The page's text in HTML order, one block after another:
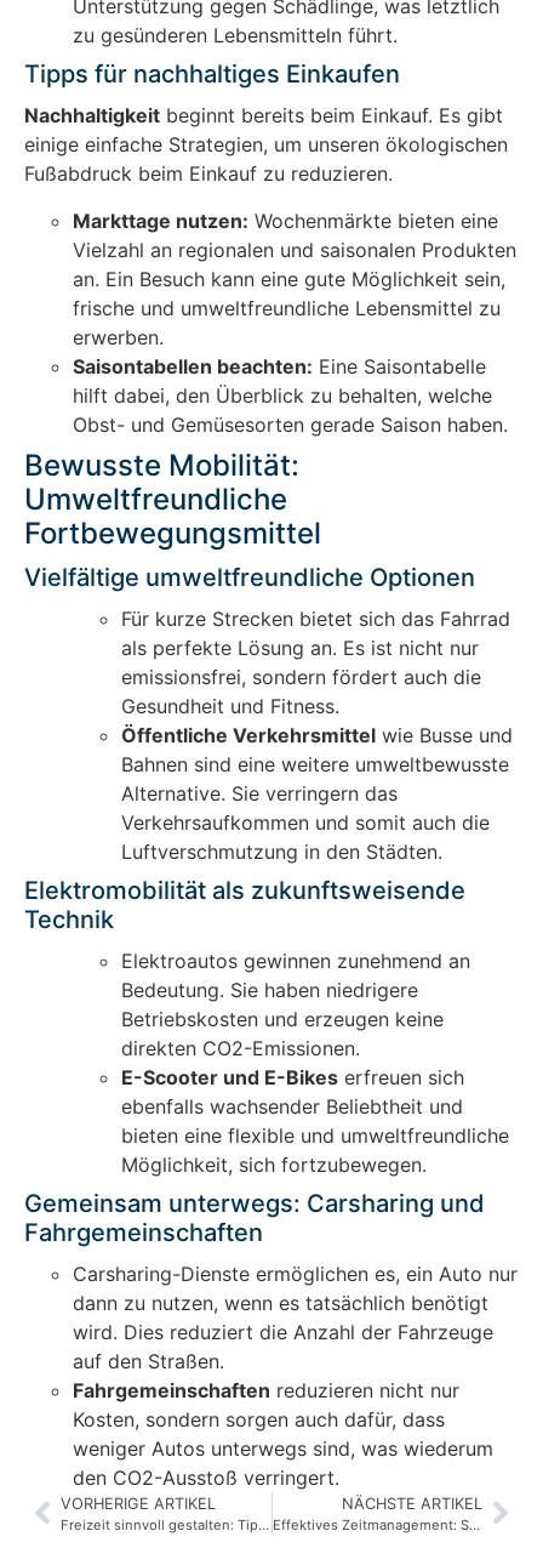
Unterstützung gegen Schädlinge, was letztlich
zu gesünderen Lebensmitteln führt.
Tipps für nachhaltiges Einkaufen
Nachhaltigkeit beginnt bereits beim Einkauf. Es gibt
einige einfache Strategien, um unseren ökologischen
Fußabdruck beim Einkauf zu reduzieren.
Markttage nutzen: Wochenmärkte bieten eine
Vielzahl an regionalen und saisonalen Produkten
an. Ein Besuch kann eine gute Möglichkeit sein,
frische und umweltfreundliche Lebensmittel zu
erwerben.
Saisontabellen beachten: Eine Saisontabelle
hilft dabei, den Überblick zu behalten, welche
Obst- und Gemüsesorten gerade Saison haben.
Bewusste Mobilität:
Umweltfreundliche
Fortbewegungsmittel
Vielfältige umweltfreundliche Optionen
Für kurze Strecken bietet sich das Fahrrad
als perfekte Lösung an. Es ist nicht nur
emissionsfrei, sondern fördert auch die
Gesundheit und Fitness.
Öffentliche Verkehrsmittel wie Busse und
Bahnen sind eine weitere umweltbewusste
Alternative. Sie verringern das
Verkehrsaufkommen und somit auch die
Luftverschmutzung in den Städten.
Elektromobilität als zukunftsweisende
Technik
Elektroautos gewinnen zunehmend an
Bedeutung. Sie haben niedrigere
Betriebskosten und erzeugen keine
direkten CO2-Emissionen.
E-Scooter und E-Bikes erfreuen sich
ebenfalls wachsender Beliebtheit und
bieten eine flexible und umweltfreundliche
Möglichkeit, sich fortzubewegen.
Gemeinsam unterwegs: Carsharing und
Fahrgemeinschaften
Carsharing-Dienste ermöglichen es, ein Auto nur
dann zu nutzen, wenn es tatsächlich benötigt
wird. Dies reduziert die Anzahl der Fahrzeuge
auf den Straßen.
Fahrgemeinschaften reduzieren nicht nur
Kosten, sondern sorgen auch dafür, dass
weniger Autos unterwegs sind, was wiederum
den CO2-Ausstoß verringert.
VORHERIGE ARTIKEL
Freizeit sinnvoll gestalten: Tipps für eine erfüllte Zeit
NÄCHSTE ARTIKEL
Effektives Zeitmanagement: So holen Sie das Beste aus Ihrem Tag heraus